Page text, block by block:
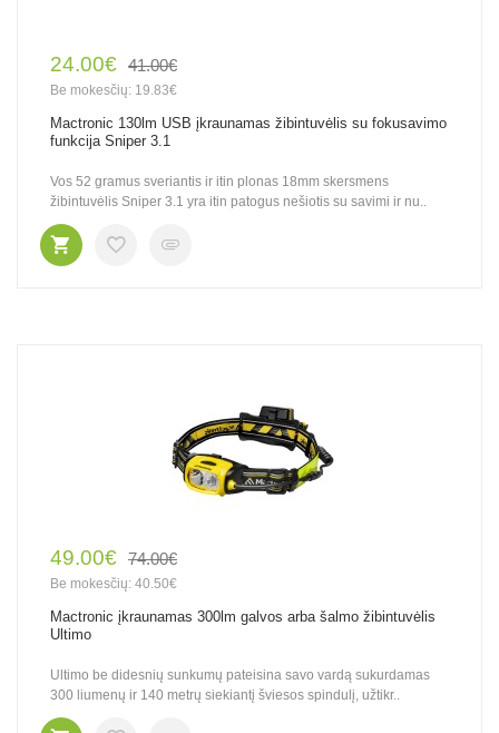
24.00€ 41.00€
Be mokesčių: 19.83€
Mactronic 130lm USB įkraunamas žibintuvėlis su fokusavimo
funkcija Sniper 3.1
Vos 52 gramus sveriantis ir itin plonas 18mm skersmens
žibintuvėlis Sniper 3.1 yra itin patogus nešiotis su savimi ir nu..
49.00€ 74.00€
Be mokesčių: 40.50€
Mactronic įkraunamas 300lm galvos arba šalmo žibintuvėlis
Ultimo
Ultimo be didesnių sunkumų pateisina savo vardą sukurdamas
300 liumenų ir 140 metrų siekiantį šviesos spindulį, užtikr..